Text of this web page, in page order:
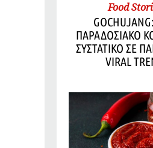
Food
ΠΑΡΑΔΟΣΙΑΚΟ
ΣΥΣΤΑΤΙΚΟ ΣΕ
VIRAL